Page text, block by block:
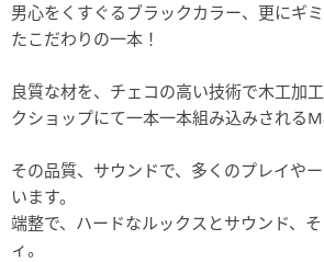
男心をくすぐるブラックカラー、更にギ
たこだわりの一本！
良質な材を、チェコの高い技術で木工加
クショップにて一本一本組み込みされる
その品質、サウンドで、多くのプレイや
います。
端整で、ハードなルックスとサウンド、
ィ。